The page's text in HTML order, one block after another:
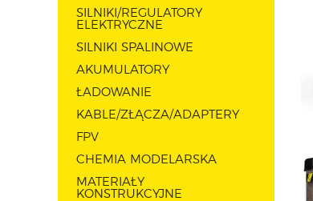
SILNIKI/REGULATORY
ELEKTRYCZNE
SILNIKI SPALINOWE
AKUMULATORY
ŁADOWANIE
KABLE/ZŁĄCZA/ADAPTERY
FPV
CHEMIA MODELARSKA
MATERIAŁY
KONSTRUKCYJNE